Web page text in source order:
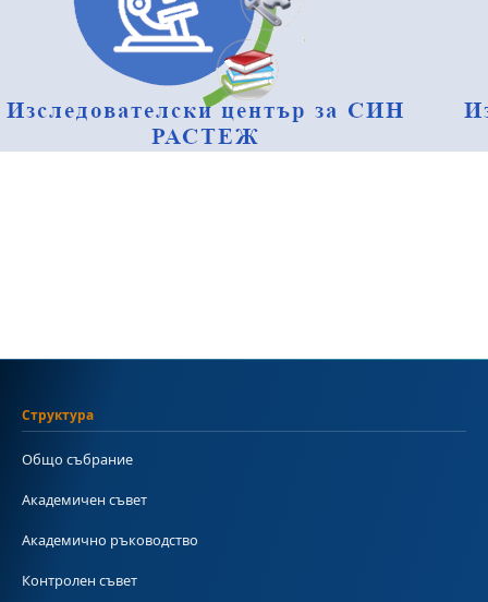
Структура
Общо събрание
Академичен съвет
Академично ръководство
Контролен съвет